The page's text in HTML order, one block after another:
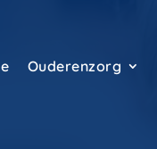
Ouderenzorg